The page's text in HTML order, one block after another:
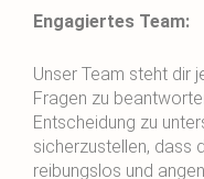
Engagiertes Team:
Unser Team steht dir
Fragen zu
Entscheidung zu
sicherzustellen, dass
reibungslos und